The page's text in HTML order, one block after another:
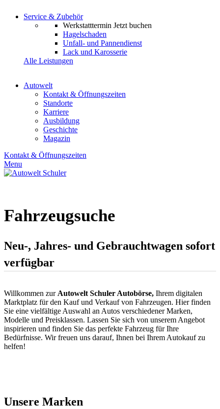
Service & Zubehör
Werkstatttermin Jetzt buchen
Hagelschaden
Unfall- und Pannendienst
Lack und Karosserie
Alle Leistungen
Autowelt
Kontakt & Öffnungszeiten
Standorte
Karriere
Ausbildung
Geschichte
Magazin
Kontakt & Öffnungszeiten
Menu
Fahrzeugsuche
Neu-, Jahres- und Gebrauchtwagen sofort
verfügbar
Willkommen zur Autowelt Schuler Autobörse, Ihrem digitalen
Marktplatz für den Kauf und Verkauf von Fahrzeugen. Hier finden
Sie eine vielfältige Auswahl an Autos verschiedener Marken,
Modelle und Preisklassen. Lassen Sie sich von unserem Angebot
inspirieren und finden Sie das perfekte Fahrzeug für Ihre
Bedürfnisse. Wir freuen uns darauf, Ihnen bei Ihrem Autokauf zu
helfen!
Unsere Marken